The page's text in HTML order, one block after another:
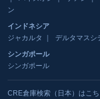
ン
インドネシア
ジャカルタ
デルタマスシ
シンガポール
シンガポール
CRE倉庫検索（日本）はこち